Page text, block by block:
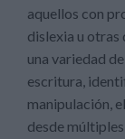
aquellos con
dislexia u
una variedad
escritura,
manipulación,
desde